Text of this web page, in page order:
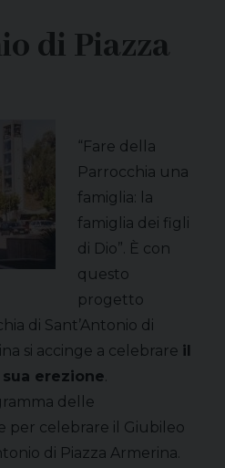
di Piazza
“Fare della
Parrocchia una
famiglia: la
famiglia dei figli
di Dio”. È con
questo
progetto
di Sant’Antonio di
si accinge a celebrare il
erezione
delle
per celebrare il Giubileo
di Piazza Armerina.